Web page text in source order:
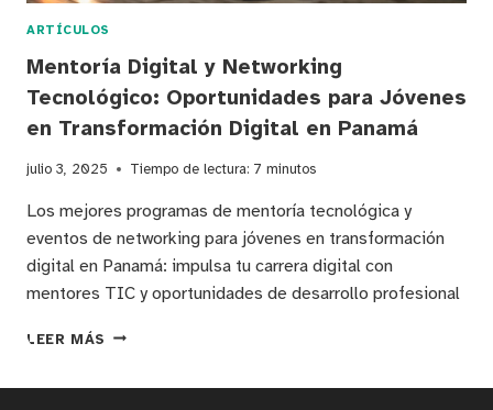
ARTÍCULOS
Mentoría Digital y Networking
Tecnológico: Oportunidades para Jóvenes
en Transformación Digital en Panamá
julio 3, 2025 Tiempo de lectura: 7 minutos
Los mejores programas de mentoría tecnológica y
eventos de networking para jóvenes en transformación
digital en Panamá: impulsa tu carrera digital con
mentores TIC y oportunidades de desarrollo profesional
LEER MÁS MENTORÍA